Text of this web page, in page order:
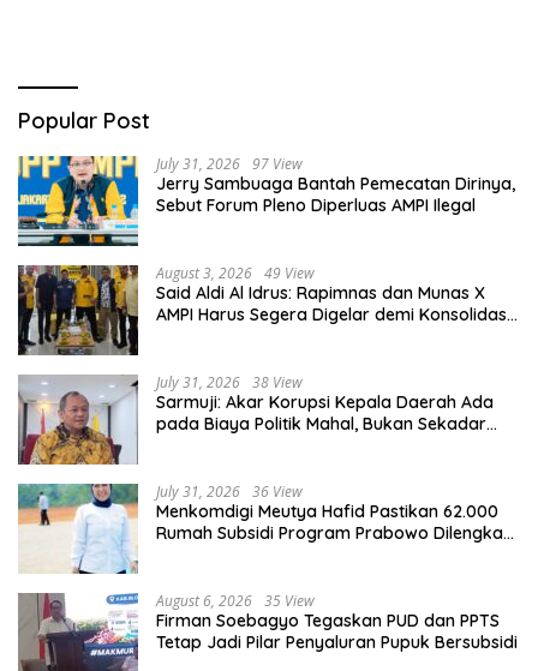
Popular Post
July 31, 2026 97 View
Jerry Sambuaga Bantah Pemecatan Dirinya,
Sebut Forum Pleno Diperluas AMPI Ilegal
August 3, 2026 49 View
Said Aldi Al Idrus: Rapimnas dan Munas X
AMPI Harus Segera Digelar demi Konsolidasi
July 31, 2026 38 View
Sarmuji: Akar Korupsi Kepala Daerah Ada
pada Biaya Politik Mahal, Bukan Sekadar
July 31, 2026 36 View
Menkomdigi Meutya Hafid Pastikan 62.000
Rumah Subsidi Program Prabowo Dilengkapi
August 6, 2026 35 View
Firman Soebagyo Tegaskan PUD dan PPTS
Tetap Jadi Pilar Penyaluran Pupuk Bersubsidi